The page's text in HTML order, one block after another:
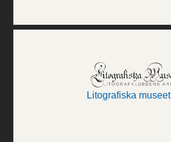
Litografiska museet